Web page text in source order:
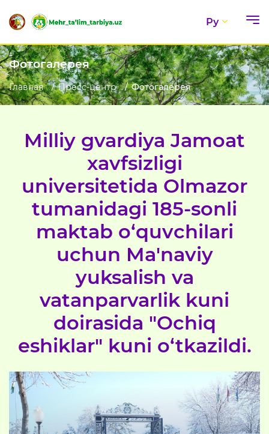
Ру
Фотогалерея
Главная Пресс-центр Фотогалерея
Milliy gvardiya Jamoat
xavfsizligi
universitetida Olmazor
tumanidagi 185-sonli
maktab o‘quvchilari
uchun Ma'naviy
yuksalish va
vatanparvarlik kuni
doirasida "Ochiq
eshiklar" kuni o‘tkazildi.